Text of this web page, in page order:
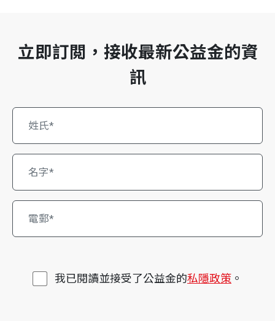
立即訂閲，接收最新公益金的資
訊
我已閱讀並接受了公益金的私隱政策 。